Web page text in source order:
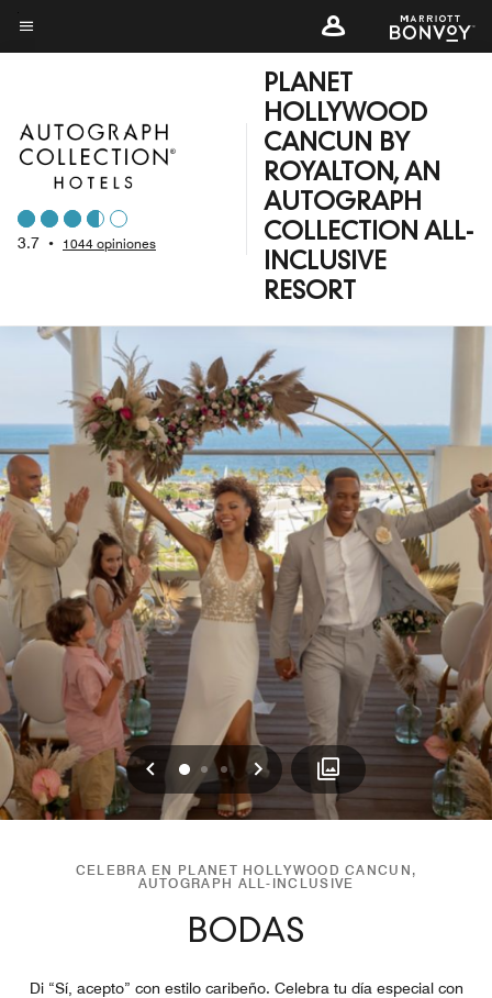
Skip
toTexto del menú
3.7 • 1044 opiniones
PLANET
HOLLYWOOD
CANCUN BY
ROYALTON, AN
AUTOGRAPH
COLLECTION ALL-
INCLUSIVE
RESORT
Anterior
0 12 Siguiente
CELEBRA EN PLANET HOLLYWOOD CANCUN,
AUTOGRAPH ALL-INCLUSIVE
BODAS
Di “Sí, acepto” con estilo caribeño. Celebra tu día especial con